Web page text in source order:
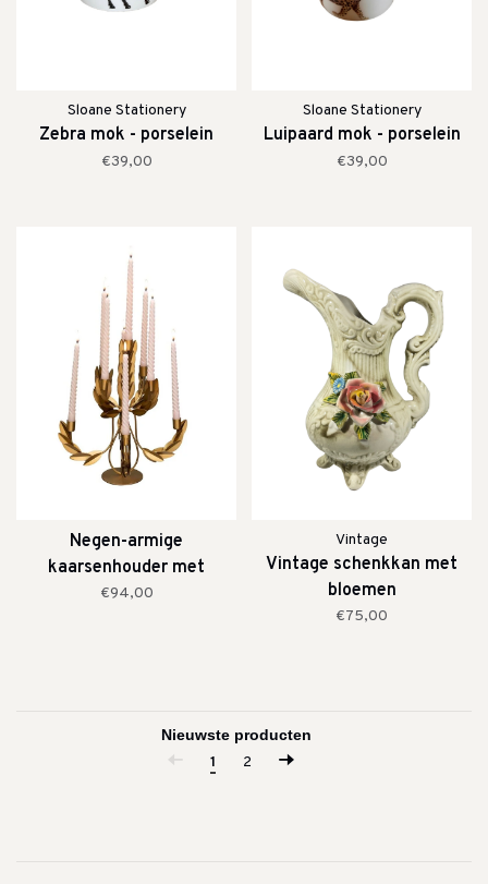
Sloane Stationery
Zebra mok - porselein
€39,00
Sloane Stationery
Luipaard mok - porselein
€39,00
Negen-armige
kaarsenhouder met
laurierbladeren
€94,00
Vintage
Vintage schenkkan met
bloemen
€75,00
1 2